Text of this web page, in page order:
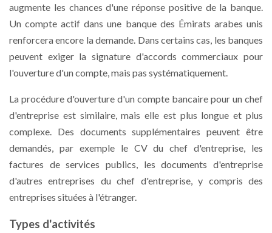
augmente les chances d'une réponse positive de la banque.
Un compte actif dans une banque des Émirats arabes unis
renforcera encore la demande. Dans certains cas, les banques
peuvent exiger la signature d'accords commerciaux pour
l'ouverture d'un compte, mais pas systématiquement.
La procédure d'ouverture d'un compte bancaire pour un chef
d'entreprise est similaire, mais elle est plus longue et plus
complexe. Des documents supplémentaires peuvent être
demandés, par exemple le CV du chef d'entreprise, les
factures de services publics, les documents d'entreprise
d'autres entreprises du chef d'entreprise, y compris des
entreprises situées à l'étranger.
Types d'activités